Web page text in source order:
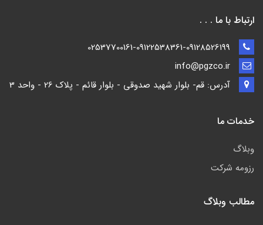
ارتباط با ما . . .
آدرس: قم- بلوار شهید صدوقی - بلوار قائم - پلاک 26 - واحد 3
خدمات ما
وبلاگ
رزومه شرکت
مطالب وبلاگ